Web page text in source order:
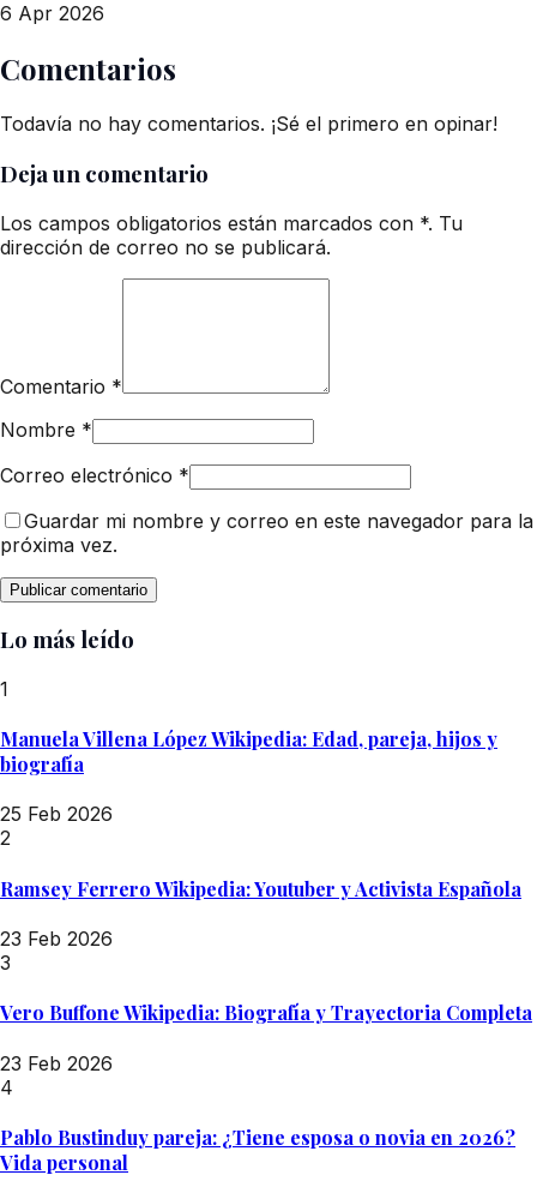
6 Apr 2026
Comentarios
Todavía no hay comentarios. ¡Sé el primero en opinar!
Deja un comentario
Los campos obligatorios están marcados con *. Tu
dirección de correo no se publicará.
Comentario *
Nombre *
Correo electrónico *
Guardar mi nombre y correo en este navegador para la
próxima vez.
Lo más leído
1
Manuela Villena López Wikipedia: Edad, pareja, hijos y
biografía
25 Feb 2026
2
Ramsey Ferrero Wikipedia: Youtuber y Activista Española
23 Feb 2026
3
Vero Buffone Wikipedia: Biografía y Trayectoria Completa
23 Feb 2026
4
Pablo Bustinduy pareja: ¿Tiene esposa o novia en 2026?
Vida personal